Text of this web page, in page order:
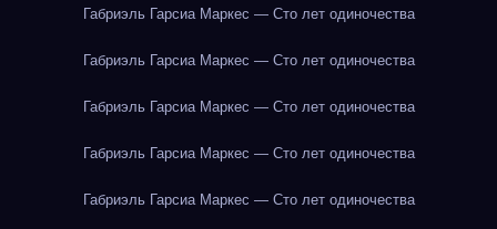
Габриэль Гарсиа Маркес — Сто лет одиночества
Габриэль Гарсиа Маркес — Сто лет одиночества
Габриэль Гарсиа Маркес — Сто лет одиночества
Габриэль Гарсиа Маркес — Сто лет одиночества
Габриэль Гарсиа Маркес — Сто лет одиночества